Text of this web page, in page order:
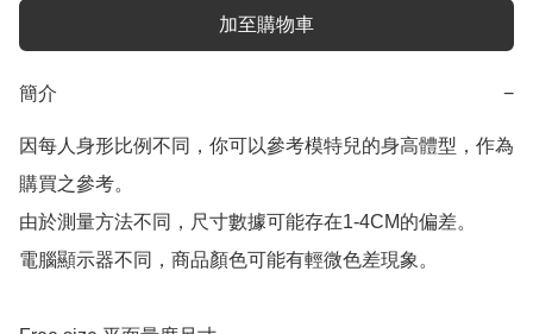
加至購物車
簡介 −
因每人身形比例不同，你可以參考模特兒的身高體型，作為
購買之參考。
由於測量方法不同，尺寸數據可能存在1-4CM的偏差。
電腦顯示器不同，商品顏色可能有輕微色差現象。